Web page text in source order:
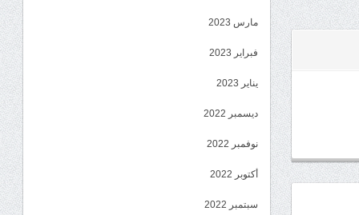
مارس 2023
فبراير 2023
يناير 2023
ديسمبر 2022
نوفمبر 2022
أكتوبر 2022
سبتمبر 2022